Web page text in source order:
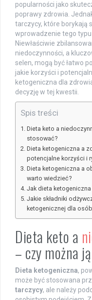
popularności jako
poprawy zdrowia.
tarczycy, które borykają
wprowadzenie tego
Niewłaściwie
niedoczynności, a
selen, mogą być łatwo
jakie korzyści i
ketogeniczna dla
decyzję w tej kwestii.
Spis treści
Dieta keto a
stosować?
Dieta ketogeniczna a
potencjalne korzyści i
Dieta ketogeniczna a
warto wiedzieć?
Jak dieta
Jakie składniki
ketogenicznej dla
Dieta keto a
– czy można
Dieta ketogeniczna,
może być stosowana
tarczycy, ale należy